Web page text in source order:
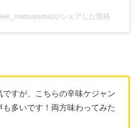
がシェアした投稿
すが、こちらの辛味ケジャン
多いです！両方味わってみた